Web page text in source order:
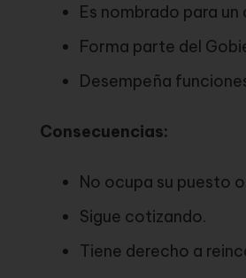
Es nombrado para
Forma parte del
Desempeña
Consecuencias:
No ocupa su puesto
Sigue cotizando.
Tiene derecho a